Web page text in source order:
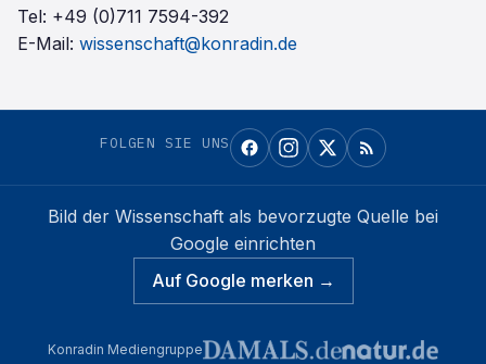
Tel: +49 (0)711 7594-392
E-Mail: wissenschaft@konradin.de
FOLGEN SIE UNS
Bild der Wissenschaft als bevorzugte Quelle bei
Google einrichten
Auf Google merken →
Konradin Mediengruppe